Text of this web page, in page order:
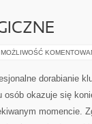
MOŻLIWOŚĆ
dorabianie
osób okazuje się
momencie.